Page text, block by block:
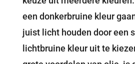
een donkerbruine kleur
juist licht houden door een
lichtbruine kleur uit te